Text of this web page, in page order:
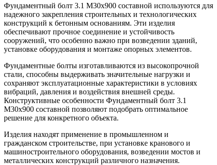
Фундаментный болт 3.1 М30х900 составной используются для
надежного закрепления строительных и технологических
конструкций к бетонным основаниям. Эти изделия
обеспечивают прочное соединение и устойчивость
сооружений, что особенно важно при возведении зданий,
установке оборудования и монтаже опорных элементов.
Фундаментные болты изготавливаются из высокопрочной
стали, способны выдерживать значительные нагрузки и
сохраняют эксплуатационные характеристики в условиях
вибраций, давления и воздействия внешней среды.
Конструктивные особенности Фундаментный болт 3.1
М30х900 составной позволяют подобрать оптимальное
решение для конкретного объекта.
Изделия находят применение в промышленном и
гражданском строительстве, при установке кранового и
машиностроительного оборудования, возведении мостов и
металлических конструкций различного назначения.